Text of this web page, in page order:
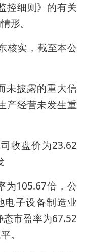
控细则》的有关
形。
核实，截至本公
未披露的重大信
产经营未发生重
收盘价为23.62
为105.67倍，公
电子设备制造业
态市盈率为67.52
。